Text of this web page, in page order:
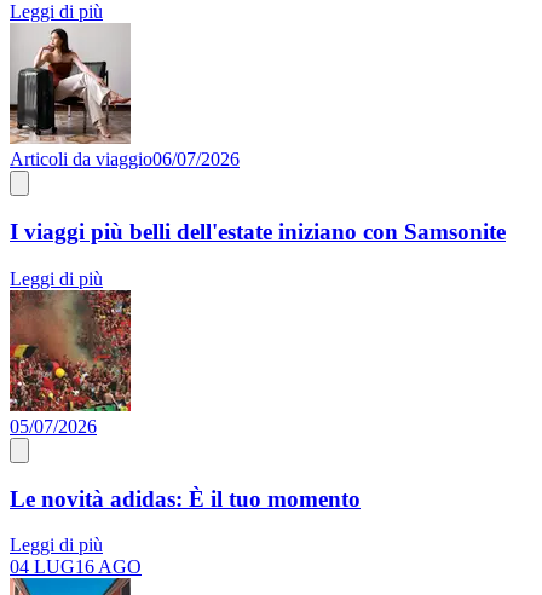
Leggi di più
Articoli da viaggio06/07/2026
I viaggi più belli dell'estate iniziano con Samsonite
Leggi di più
05/07/2026
Le novità adidas: È il tuo momento
Leggi di più
04 LUG16 AGO